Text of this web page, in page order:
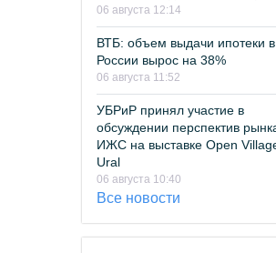
06 августа 12:14
ВТБ: объем выдачи ипотеки в
России вырос на 38%
06 августа 11:52
УБРиР принял участие в
обсуждении перспектив
ИЖС на выставке Open
Ural
06 августа 10:40
Все новости